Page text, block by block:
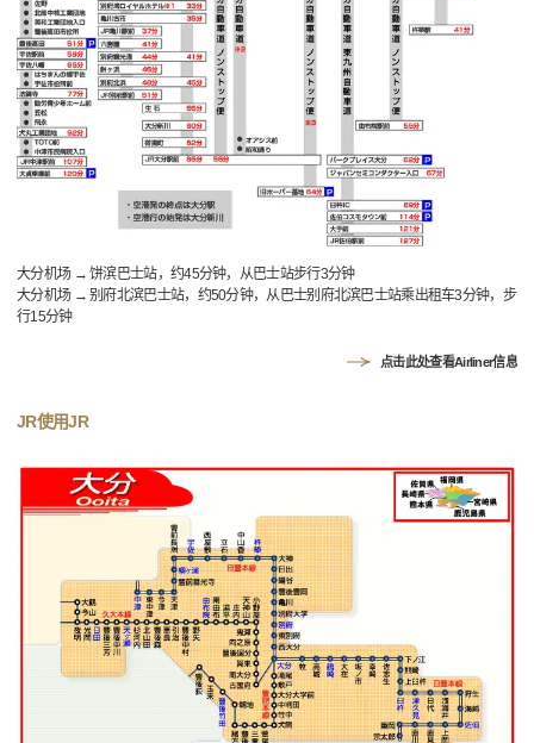
大分机场 → 饼滨巴士站，约45分钟，从巴士站步行3分钟
大分机场 → 别府北滨巴士站，约50分钟，从巴士别府北滨巴士站乘出租车3分钟，步
行15分钟
点击此处查看Airliner信息
JR使用JR